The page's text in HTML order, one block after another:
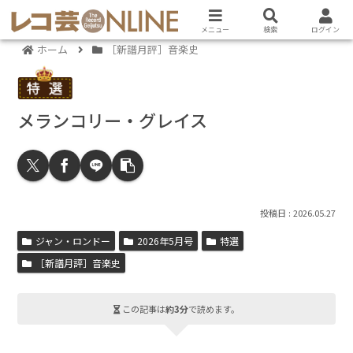
ホーム ［新譜月評］音楽史
メランコリー・グレイス
2026.05.27
ジャン・ロンドー 2026年5月号
特選
［新譜月評］音楽史
この記事は約3分で読めます。
メニュー 検索 ログイン